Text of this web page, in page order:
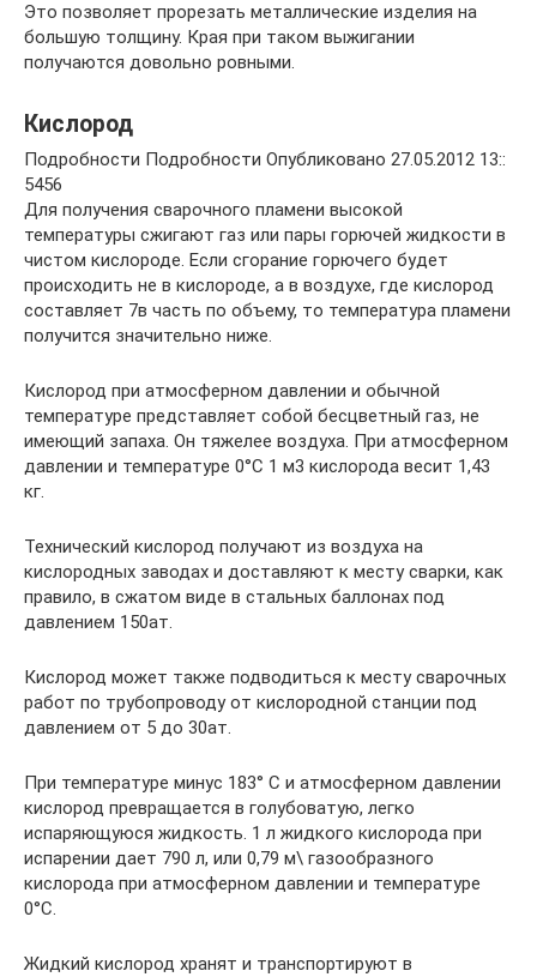
Это позволяет прорезать металлические изделия на
большую толщину. Края при таком выжигании
получаются довольно ровными.
Кислород
Подробности Подробности Опубликовано 27.05.2012 13::
5456
Для получения сварочного пламени высокой
температуры сжигают газ или пары горючей жидкости в
чистом кислороде. Если сгорание горючего будет
происходить не в кислороде, а в воздухе, где кислород
составляет 7в часть по объему, то температура пламени
получится значительно ниже.
Кислород при атмосферном давлении и обычной
температуре представляет собой бесцветный газ, не
имеющий запаха. Он тяжелее воздуха. При атмосферном
давлении и температуре 0°С 1 м3 кислорода весит 1,43
кг.
Технический кислород получают из воздуха на
кислородных заводах и доставляют к месту сварки, как
правило, в сжатом виде в стальных баллонах под
давлением 150ат.
Кислород может также подводиться к месту сварочных
работ по трубопроводу от кислородной станции под
давлением от 5 до 30ат.
При температуре минус 183° С и атмосферном давлении
кислород превращается в голубоватую, легко
испаряющуюся жидкость. 1 л жидкого кислорода при
испарении дает 790 л, или 0,79 м\ газообразного
кислорода при атмосферном давлении и температуре
0°С.
Жидкий кислород хранят и транспортируют в